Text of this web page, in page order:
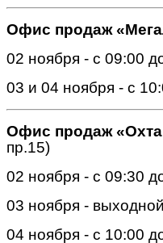
Офис продаж
02 ноября - с 09:00
03 и 04 ноября - с
Офис продаж «Охта
пр.15)
02 ноября - с 09:30
03 ноября - выходной
04 ноября - с 10:00